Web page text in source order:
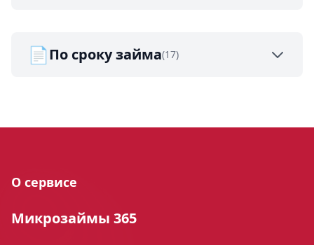
📄По сроку займа(17)
О сервисе
Микрозаймы 365